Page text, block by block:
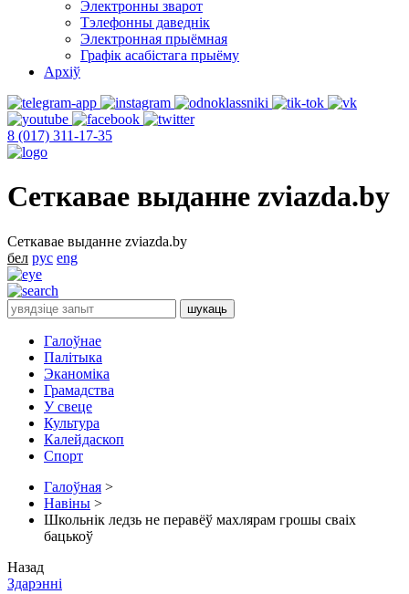
Электронны зварот
Тэлефонны даведнік
Электронная прыёмная
Графік асабістага прыёму
Архіў
8 (017) 311-17-35
Сеткавае выданне zviazda.by
Сеткавае выданне zviazda.by
бел рус eng
Галоўнае
Палітыка
Эканоміка
Грамадства
У свеце
Культура
Калейдаскоп
Спорт
Галоўная >
Навіны >
Школьнік ледзь не перавёў махлярам грошы сваіх
бацькоў
Назад
Здарэннi